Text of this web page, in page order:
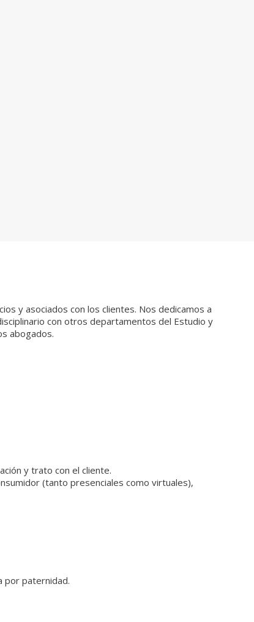
y asociados con los clientes. Nos dedicamos a
con otros departamentos del Estudio y
abogados.
y trato con el cliente.
(tanto presenciales como virtuales),
por paternidad.